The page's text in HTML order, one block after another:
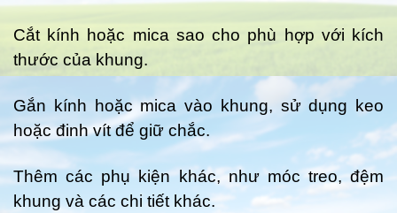
Cắt kính hoặc mica sao cho phù hợp với kích
thước của khung.
Gắn kính hoặc mica vào khung, sử dụng keo
hoặc đinh vít để giữ chắc.
Thêm các phụ kiện khác, như móc treo, đệm
khung và các chi tiết khác.